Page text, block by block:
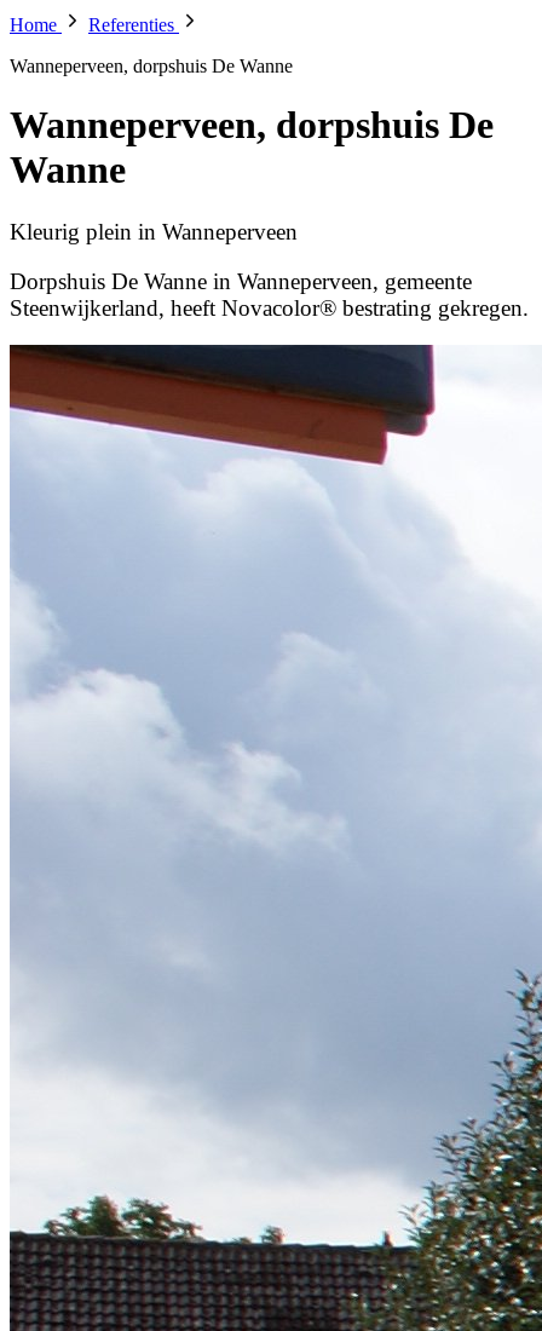
Home
Referenties
Wanneperveen, dorpshuis De Wanne
Wanneperveen, dorpshuis De
Wanne
Kleurig plein in Wanneperveen
Dorpshuis De Wanne in Wanneperveen, gemeente
Steenwijkerland, heeft Novacolor® bestrating gekregen.